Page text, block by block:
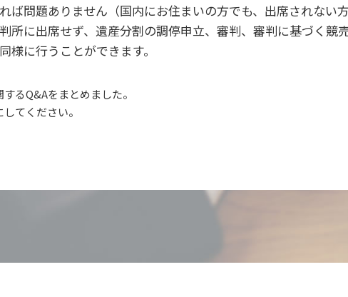
ば問題ありません（国内にお住まいの方でも、出席されない
所に出席せず、遺産分割の調停申立、審判、審判に基づく
様に行うことができます。
るQ&Aをまとめました。
てください。